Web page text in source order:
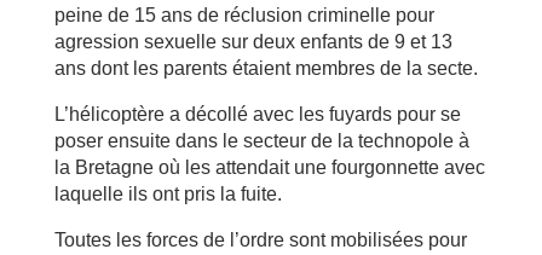
peine de 15 ans de réclusion criminelle pour
agression sexuelle sur deux enfants de 9 et 13
ans dont les parents étaient membres de la secte.
L’hélicoptère a décollé avec les fuyards pour se
poser ensuite dans le secteur de la technopole à
la Bretagne où les attendait une fourgonnette avec
laquelle ils ont pris la fuite.
Toutes les forces de l’ordre sont mobilisées pour